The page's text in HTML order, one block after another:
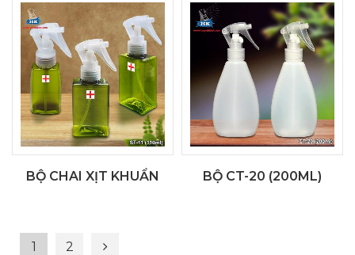
BỘ CHAI XỊT KHUẨN BỘ CT-20 (200ML)
1 2